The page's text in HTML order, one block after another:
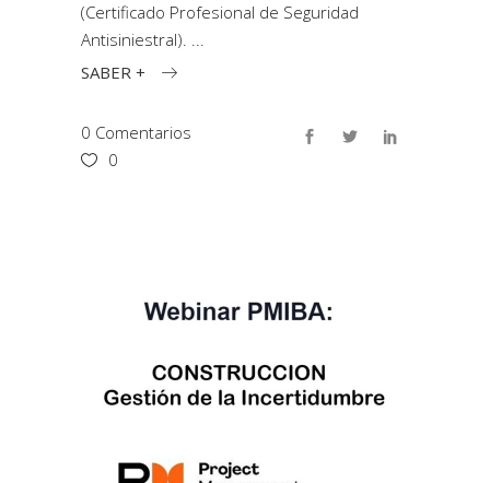
(Certificado Profesional de Seguridad
Antisiniestral).
SABER +
0 Comentarios
0